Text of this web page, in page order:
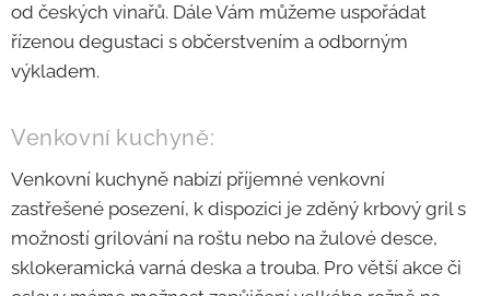
od českých vinařů. Dále Vám můžeme uspořádat
řízenou degustaci s občerstvením a odborným
výkladem.
Venkovní kuchyně:
Venkovní kuchyně nabízí příjemné venkovní
zastřešené posezení, k dispozici je zděný krbový gril s
možností grilování na roštu nebo na žulové desce,
sklokeramická varná deska a trouba. Pro větší akce či